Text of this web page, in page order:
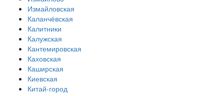
Измайловская
Каланчёвская
Калитники
Калужская
Кантемировская
Каховская
Каширская
Киевская
Китай-город